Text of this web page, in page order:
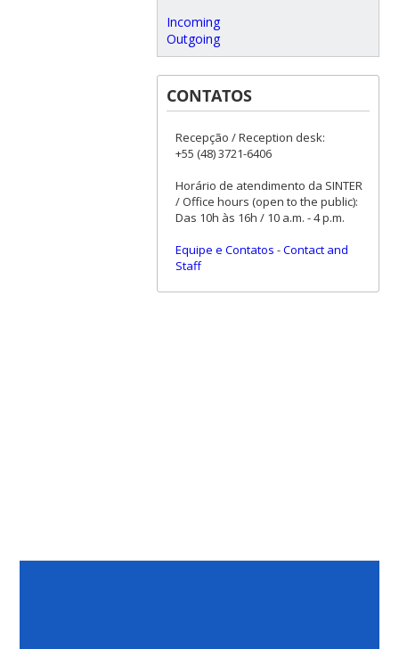
Incoming
Outgoing
CONTATOS
Recepção / Reception desk:
+55 (48) 3721-6406
Horário de atendimento da SINTER
/ Office hours (open to the public):
Das 10h às 16h / 10 a.m. - 4 p.m.
Equipe e Contatos -Contact and
Staff